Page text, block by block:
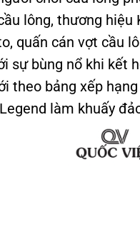
lông, thương
quấn cán vợt cầu
sự bùng nổ khi kết
theo bảng xếp
làm khuấy